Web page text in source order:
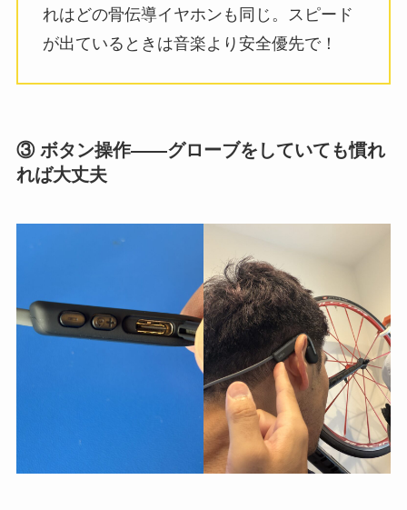
れはどの骨伝導イヤホンも同じ。スピード
が出ているときは音楽より安全優先で！
③ ボタン操作——グローブをしていても慣れ
れば大丈夫